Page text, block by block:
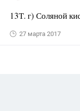
13Т. г) Соляной
27 марта 2017